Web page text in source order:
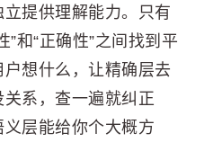
提供理解能力。只有
和“正确性”之间找到平
想什么，让精确层去
系，查一遍就纠正
义层能给你个大概方